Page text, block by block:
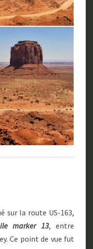
sur la route US-163,
marker 13, entre
Ce point de vue fut